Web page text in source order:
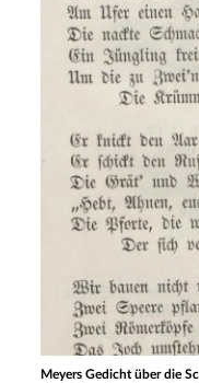
Meyers Gedicht über die